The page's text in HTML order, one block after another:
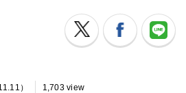
） 1,703 view